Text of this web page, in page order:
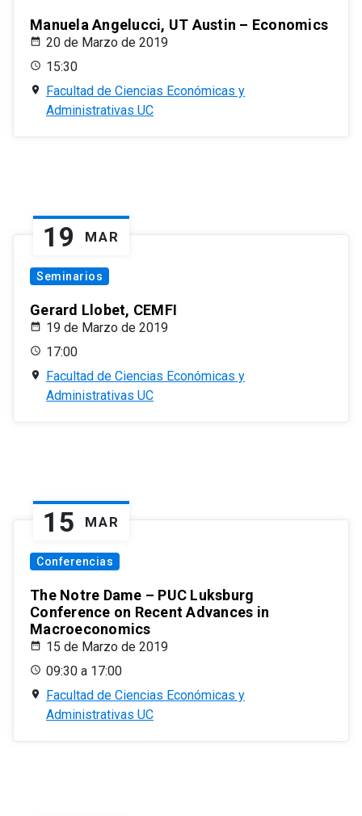
Manuela Angelucci, UT Austin – Economics
20 de Marzo de 2019
15:30
Facultad de Ciencias Económicas y
Administrativas UC
19 MAR
Seminarios
Gerard Llobet, CEMFI
19 de Marzo de 2019
17:00
Facultad de Ciencias Económicas y
Administrativas UC
15 MAR
Conferencias
The Notre Dame – PUC Luksburg
Conference on Recent Advances in
Macroeconomics
15 de Marzo de 2019
09:30 a 17:00
Facultad de Ciencias Económicas y
Administrativas UC